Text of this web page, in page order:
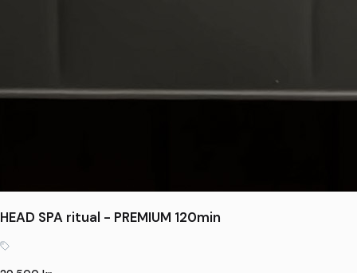
HEAD SPA ritual - PREMIUM 120min